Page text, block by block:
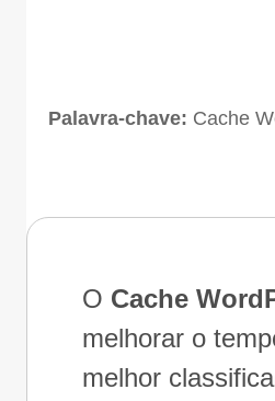
Palavra-chave: Cache
O Cache
melhorar o
melhor